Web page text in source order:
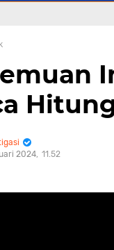
2024 11.52